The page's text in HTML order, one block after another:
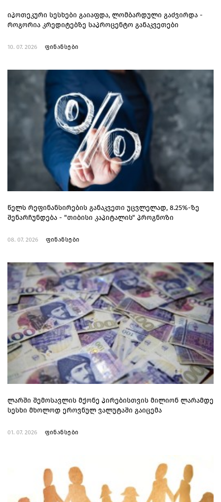
იპოთეკური სესხები გაიაფდა, ლომბარდული გაძვირდა -
როგორია კრედიტებზე საპროცენტო განაკვეთები
10. 07. 2026 ფინანსები
წელს რეფინანსირების განაკვეთი უცვლელად, 8.25%-ზე
შენარჩუნდება - "თიბისი კაპიტალის" პროგნოზი
08. 07. 2026 ფინანსები
ლარში შემოსავლის მქონე პირებისთვის მილიონ ლარამდე
სესხი მხოლოდ ეროვნულ ვალუტაში გაიცემა
01. 07. 2026 ფინანსები